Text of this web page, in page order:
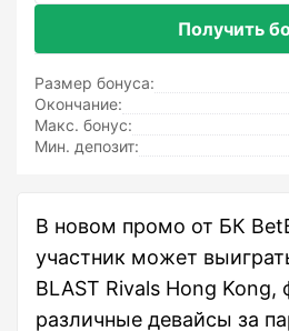
Получить
Размер бонуса:
Окончание:
Макс. бонус:
Мин. депозит:
В новом промо от БК
участник может
BLAST Rivals Hong Kong,
различные девайсы за